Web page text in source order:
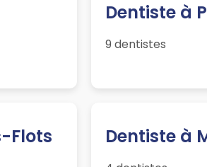
Dentiste à
9 dentistes
Flots Dentiste à